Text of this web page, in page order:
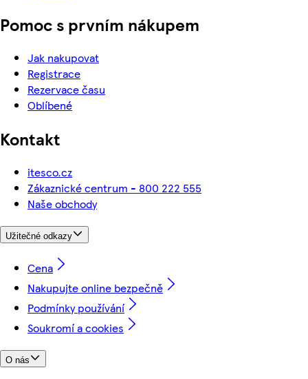
Pomoc s prvním nákupem
Jak nakupovat
Registrace
Rezervace času
Oblíbené
Kontakt
itesco.cz
Zákaznické centrum - 800 222 555
Naše obchody
Užitečné odkazy
Cena
Nakupujte online bezpečně
Podmínky používání
Soukromí a cookies
O nás